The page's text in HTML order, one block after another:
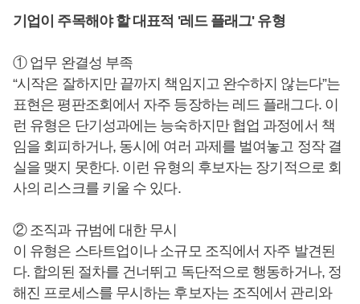
기업이 주목해야 할 대표적 '레드 플래그' 유형
① 업무 완결성 부족
“시작은 잘하지만 끝까지 책임지고 완수하지 않는다”는
표현은 평판조회에서 자주 등장하는 레드 플래그다. 이
런 유형은 단기성과에는 능숙하지만 협업 과정에서 책
임을 회피하거나, 동시에 여러 과제를 벌여놓고 정작 결
실을 맺지 못한다. 이런 유형의 후보자는 장기적으로 회
사의 리스크를 키울 수 있다.
② 조직과 규범에 대한 무시
이 유형은 스타트업이나 소규모 조직에서 자주 발견된
다. 합의된 절차를 건너뛰고 독단적으로 행동하거나, 정
해진 프로세스를 무시하는 후보자는 조직에서 관리와